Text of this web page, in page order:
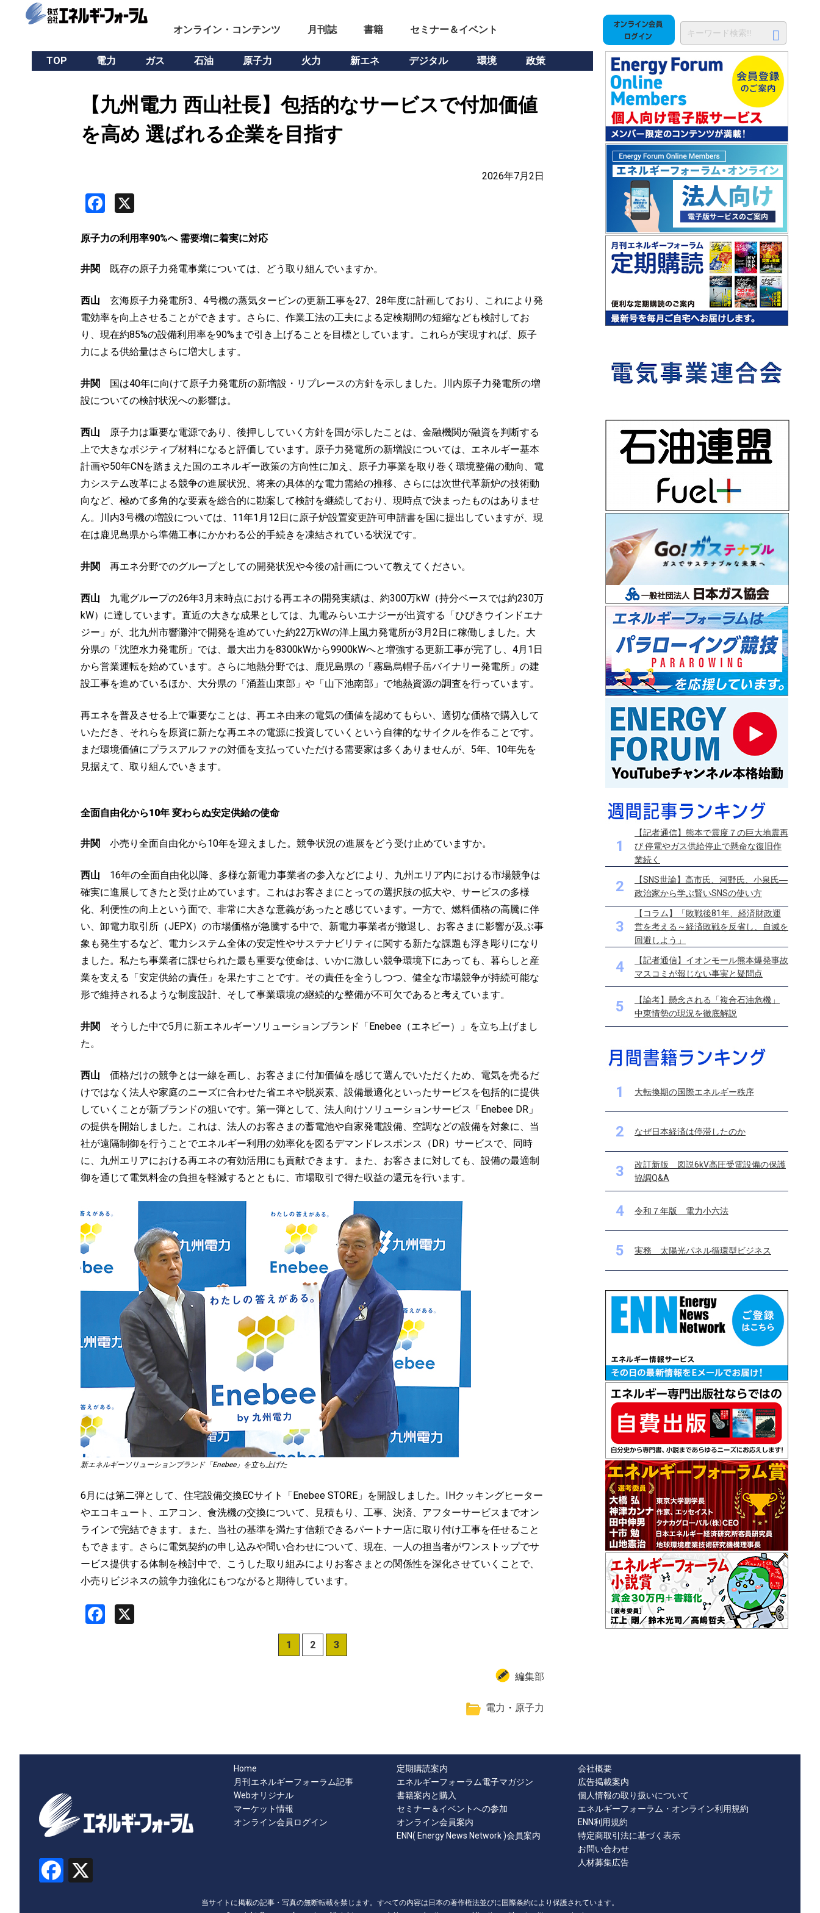
オンライン・コンテンツ 月刊誌 書籍 セミナー＆イベント
TOP 電力 ガス 石油 原子力 火力 新エネ デジタル 環境 政策
【九州電力 西山社長】包括的なサービスで付加価値
を高め 選ばれる企業を目指す
2026年7月2日
Facebook
原子力の利用率90%へ 需要増に着実に対応
井関 既存の原子力発電事業については、どう取り組んでいますか。
西山 玄海原子力発電所3、4号機の蒸気タービンの更新工事を27、28年度に計画しており、これにより発
電効率を向上させることができます。さらに、作業工法の工夫による定検期間の短縮なども検討してお
り、現在約85%の設備利用率を90%まで引き上げることを目標としています。これらが実現すれば、原子
力による供給量はさらに増大します。
井関
国は40年に向けて原子力発電所の新増設・リプレースの方針を示しました。川内原子力発電所の増
設についての検討状況への影響は。
西山 原子力は重要な電源であり、後押ししていく方針を国が示したことは、金融機関が融資を判断する
上で大きなポジティブ材料になると評価しています。原子力発電所の新増設については、エネルギー基本
計画や50年CNを踏まえた国のエネルギー政策の方向性に加え、原子力事業を取り巻く環境整備の動向、電
力システム改革による競争の進展状況、将来の具体的な電力需給の推移、さらには次世代革新炉の技術動
向など、極めて多角的な要素を総合的に勘案して検討を継続しており、現時点で決まったものはありませ
ん。川内3号機の増設については、11年1月12日に原子炉設置変更許可申請書を国に提出していますが、現
在は鹿児島県から準備工事にかかわる公的手続きを凍結されている状況です。
井関 再エネ分野でのグループとしての開発状況や今後の計画について教えてください。
西山 九電グループの26年3月末時点における再エネの開発実績は、約300万kW（持分ベースでは約230万
kW）に達しています。直近の大きな成果としては、九電みらいエナジーが出資する「ひびきウインドエナ
ジー」が、北九州市響灘沖で開発を進めていた約22万kWの洋上風力発電所が3月2日に稼働しました。大
分県の「沈堕水力発電所」では、最大出力を8300kWから9900kWへと増強する更新工事が完了し、4月1日
から営業運転を始めています。さらに地熱分野では、鹿児島県の「霧島烏帽子岳バイナリー発電所」の建
設工事を進めているほか、大分県の「涌蓋山東部」や「山下池南部」で地熱資源の調査を行っています。
再エネを普及させる上で重要なことは、再エネ由来の電気の価値を認めてもらい、適切な価格で購入して
いただき、それらを原資に新たな再エネの電源に投資していくという自律的なサイクルを作ることです。
まだ環境価値にプラスアルファの対価を支払っていただける需要家は多くありませんが、5年、10年先を
見据えて、取り組んでいきます。
全面自由化から10年 変わらぬ安定供給の使命
井関 小売り全面自由化から10年を迎えました。競争状況の進展をどう受け止めていますか。
西山 16年の全面自由化以降、多様な新電力事業者の参入などにより、九州エリア内における市場競争は
確実に進展してきたと受け止めています。これはお客さまにとっての選択肢の拡大や、サービスの多様
化、利便性の向上という面で、非常に大きな意義があったと感じています。一方で、燃料価格の高騰に伴
い、卸電力取引所（JEPX）の市場価格が急騰する中で、新電力事業者が撤退し、お客さまに影響が及ぶ事
象も発生するなど、電力システム全体の安定性やサステナビリティに関する新たな課題も浮き彫りになり
ました。私たち事業者に課せられた最も重要な使命は、いかに激しい競争環境下にあっても、暮らしと産
業を支える「安定供給の責任」を果たすことです。その責任を全うしつつ、健全な市場競争が持続可能な
形で維持されるような制度設計、そして事業環境の継続的な整備が不可欠であると考えています。
井関
そうした中で5月に新エネルギーソリューションブランド「Enebee（エネビー）」を立ち上げまし
た。
西山 価格だけの競争とは一線を画し、お客さまに付加価値を感じて選んでいただくため、電気を売るだ
けではなく法人や家庭のニーズに合わせた省エネや脱炭素、設備最適化といったサービスを包括的に提供
していくことが新ブランドの狙いです。第一弾として、法人向けソリューションサービス「Enebee DR」
の提供を開始しました。これは、法人のお客さまの蓄電池や自家発電設備、空調などの設備を対象に、当
社が遠隔制御を行うことでエネルギー利用の効率化を図るデマンドレスポンス（DR）サービスで、同時
に、九州エリアにおける再エネの有効活用にも貢献できます。また、お客さまに対しても、設備の最適制
御を通じて電気料金の負担を軽減するとともに、市場取引で得た収益の還元を行います。
新エネルギーソリューションブランド「Enebee」を立ち上げた
6月には第二弾として、住宅設備交換ECサイト「Enebee STORE」を開設しました。IHクッキングヒーター
やエコキュート、エアコン、食洗機の交換について、見積もり、工事、決済、アフターサービスまでオン
ラインで完結できます。また、当社の基準を満たす信頼できるパートナー店に取り付け工事を任せること
もできます。さらに電気契約の申し込みや問い合わせについて、現在、一人の担当者がワンストップでサ
ービス提供する体制を検討中で、こうした取り組みによりお客さまとの関係性を深化させていくことで、
小売りビジネスの競争力強化にもつながると期待しています。
Facebook
1 2 3
編集部
電力 ・ 原子力
1
【記者通信】熊本で震度７の巨大地震再
び 停電やガス供給停止で懸命な復旧作
業続く
2
【SNS世論】高市氏、河野氏、小泉氏―
政治家から学ぶ賢いSNSの使い方
3
【コラム】「敗戦後81年、経済財政運
営を考える～経済敗戦を反省し、自滅を
回避しよう」
4
【記者通信】イオンモール熊本爆発事故
マスコミが報じない事実と疑問点
5
【論考】懸念される「複合石油危機」
中東情勢の現況を徹底解説
1 大転換期の国際エネルギー秩序
2 なぜ日本経済は停滞したのか
3
改訂新版 図説6kV高圧受電設備の保護
協調Q&A
4 令和７年版 電力小六法
5 実務 太陽光パネル循環型ビジネス
Home
月刊エネルギーフォーラム記事
Webオリジナル
マーケット情報
オンライン会員ログイン
定期購読案内
エネルギーフォーラム電子マガジン
書籍案内と購入
セミナー＆イベントへの参加
オンライン会員案内
ENN( Energy News Network )会員案内
会社概要
広告掲載案内
個人情報の取り扱いについて
エネルギーフォーラム・オンライン利用規約
ENN利用規約
特定商取引法に基づく表示
お問い合わせ
人材募集広告
当サイトに掲載の記事・写真の無断転載を禁じます。すべての内容は日本の著作権法並びに国際条約により保護されています。